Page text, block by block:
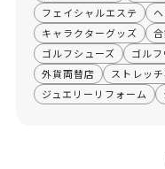
フェイシャルエステ
キャラクターグッズ
ゴルフシューズ
ゴル
外貨両替店
ストレッ
ジュエリーリフォーム